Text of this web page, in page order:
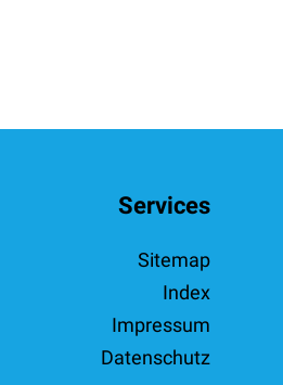
Services
Sitemap
Index
Impressum
Datenschutz